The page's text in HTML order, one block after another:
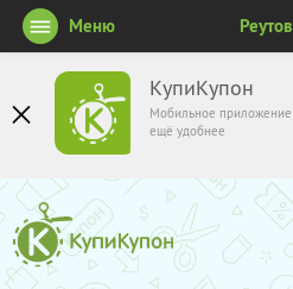
КупиКупон
Мобильное приложение
ещё удобнее
Меню Реутов